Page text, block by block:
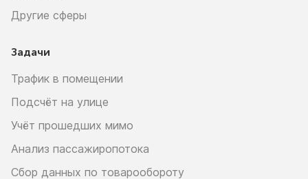
Другие сферы
Задачи
Трафик в помещении
Подсчёт на улице
Учёт прошедших мимо
Анализ пассажиропотока
Сбор данных по товарообороту